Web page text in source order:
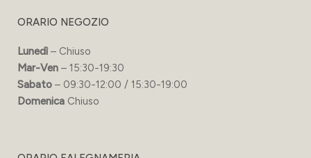
ORARIO NEGOZIO
Lunedì– Chiuso
Mar-Ven – 15:30-19:30
Sabato – 09:30-12:00 / 15:30-19:00
Domenica Chiuso